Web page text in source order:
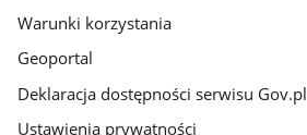
Warunki korzystania
Geoportal
Deklaracja dostępności serwisu Gov.pl
Ustawienia prywatności